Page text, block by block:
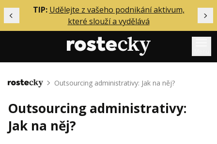
Předchozí
TIP: Udělejte z vašeho podnikání aktivum,
které slouží a vydělává
Mentoring
Solo
Akce
Domů Outsourcing administrativy: Jak na něj?
Outsourcing administrativy:
Jak na něj?